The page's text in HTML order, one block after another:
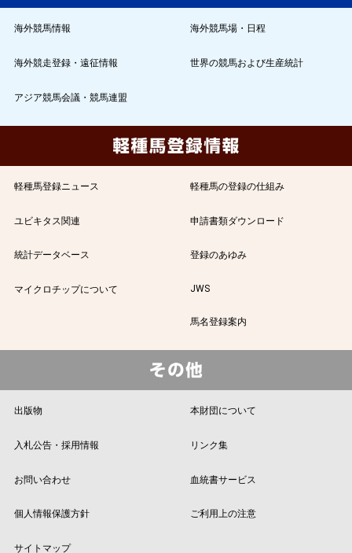
海外競馬情報 海外競馬場・日程
海外競走登録・遠征情報 世界の競馬および生産統計
アジア競馬会議・競馬連盟
軽種馬登録ニュース 軽種馬の登録の仕組み
ユビキタス関連 申請書類ダウンロード
統計データベース 登録のあゆみ
マイクロチップについて JWS
馬名登録案内
出版物 本財団について
入札公告・採用情報 リンク集
お問い合わせ 血統書サービス
個人情報保護方針 ご利用上の注意
サイトマップ